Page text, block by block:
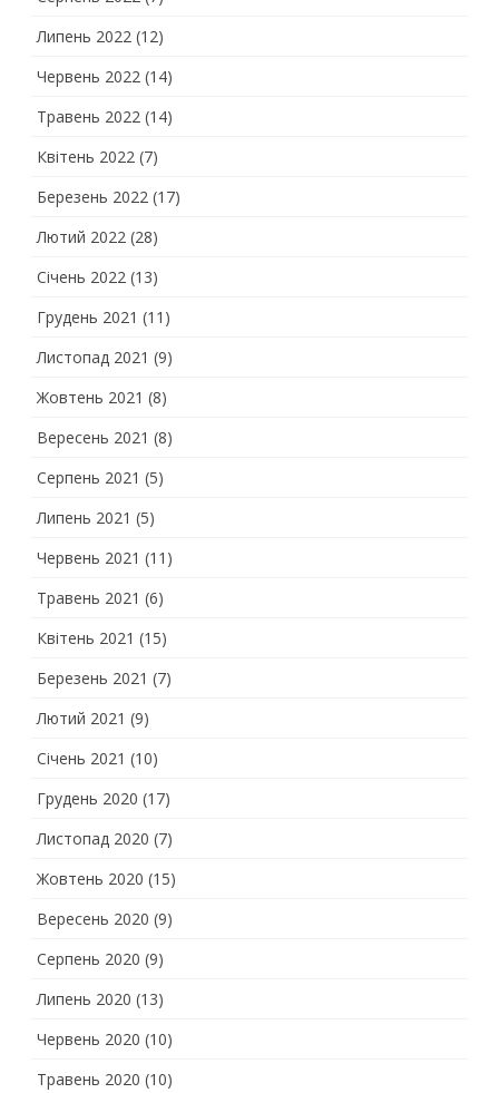
Липень 2022 (12)
Червень 2022 (14)
Травень 2022 (14)
Квітень 2022 (7)
Березень 2022 (17)
Лютий 2022 (28)
Січень 2022 (13)
Грудень 2021 (11)
Листопад 2021 (9)
Жовтень 2021 (8)
Вересень 2021 (8)
Серпень 2021 (5)
Липень 2021 (5)
Червень 2021 (11)
Травень 2021 (6)
Квітень 2021 (15)
Березень 2021 (7)
Лютий 2021 (9)
Січень 2021 (10)
Грудень 2020 (17)
Листопад 2020 (7)
Жовтень 2020 (15)
Вересень 2020 (9)
Серпень 2020 (9)
Липень 2020 (13)
Червень 2020 (10)
Травень 2020 (10)